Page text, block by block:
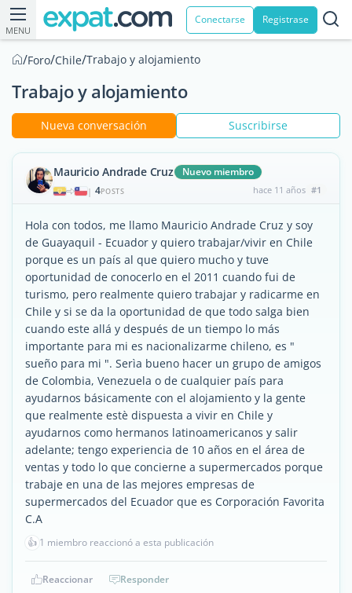
MENU
Conectarse Registrase
/Foro/Chile/Trabajo y alojamiento
Trabajo y alojamiento
Nueva conversación Suscribirse
Mauricio Andrade Cruz Nuevo miembro
| 4POSTS hace 11 años #1
Hola con todos, me llamo Mauricio Andrade Cruz y soy
de Guayaquil - Ecuador y quiero trabajar/vivir en Chile
porque es un país al que quiero mucho y tuve
oportunidad de conocerlo en el 2011 cuando fui de
turismo, pero realmente quiero trabajar y radicarme en
Chile y si se da la oportunidad de que todo salga bien
cuando este allá y después de un tiempo lo más
importante para mi es nacionalizarme chileno, es "
sueño para mi ". Serìa bueno hacer un grupo de amigos
de Colombia, Venezuela o de cualquier país para
ayudarnos básicamente con el alojamiento y la gente
que realmente estè dispuesta a vivir en Chile y
ayudarnos como hermanos latinoamericanos y salir
adelante; tengo experiencia de 10 años en el área de
ventas y todo lo que concierne a supermercados porque
trabaje en una de las mejores empresas de
supermercados del Ecuador que es Corporación Favorita
C.A
👍 1 miembro reaccionó a esta publicación
Reaccionar Responder